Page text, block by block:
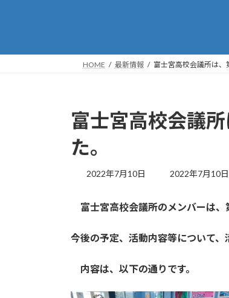
HOME 最新情報 富士宮高校会議所は、
富士宮高校会議
た。
2022年7月10日
最
新
時
:
2022年7月10日
富士宮高校会議所のメンバーは、
今後の予定、活動内容等について、
内容は、以下の通りです。